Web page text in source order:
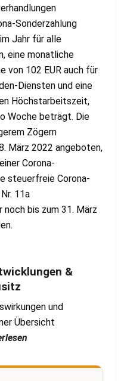
Sonderzahlung
Jahr für alle
eine monatliche
von 102 EUR auch für
Diensten und eine
Höchstarbeitszeit,
Woche beträgt. Die
Zögern
März 2022 angeboten,
Corona-
steuerfreie Corona-
11a
bis zum 31. März
&
und
Übersicht